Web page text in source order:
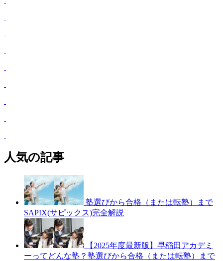
人気の記事
塾選びから合格（または転塾）まで
SAPIX(サピックス)完全解説
【2025年度最新版】早稲田アカデミ
ーってどんな塾？塾選びから合格（または転塾）まで